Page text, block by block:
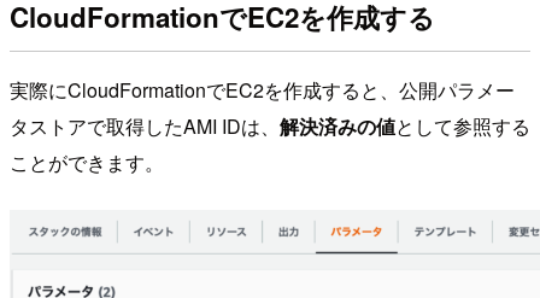
CloudFormationでEC2を作成する
実際にCloudFormationでEC2を作成すると、公開パラメー
タストアで取得したAMI IDは、 解決済みの値として参照する
ことができます。